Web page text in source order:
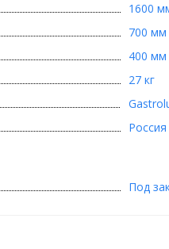
1600
700 мм
400 мм
27 кг
Россия
Под